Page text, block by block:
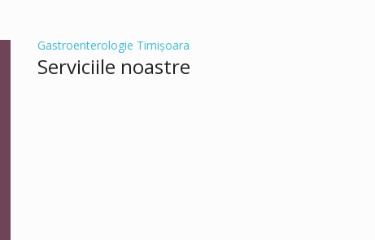
Gastroenterologie Timișoara
Serviciile noastre